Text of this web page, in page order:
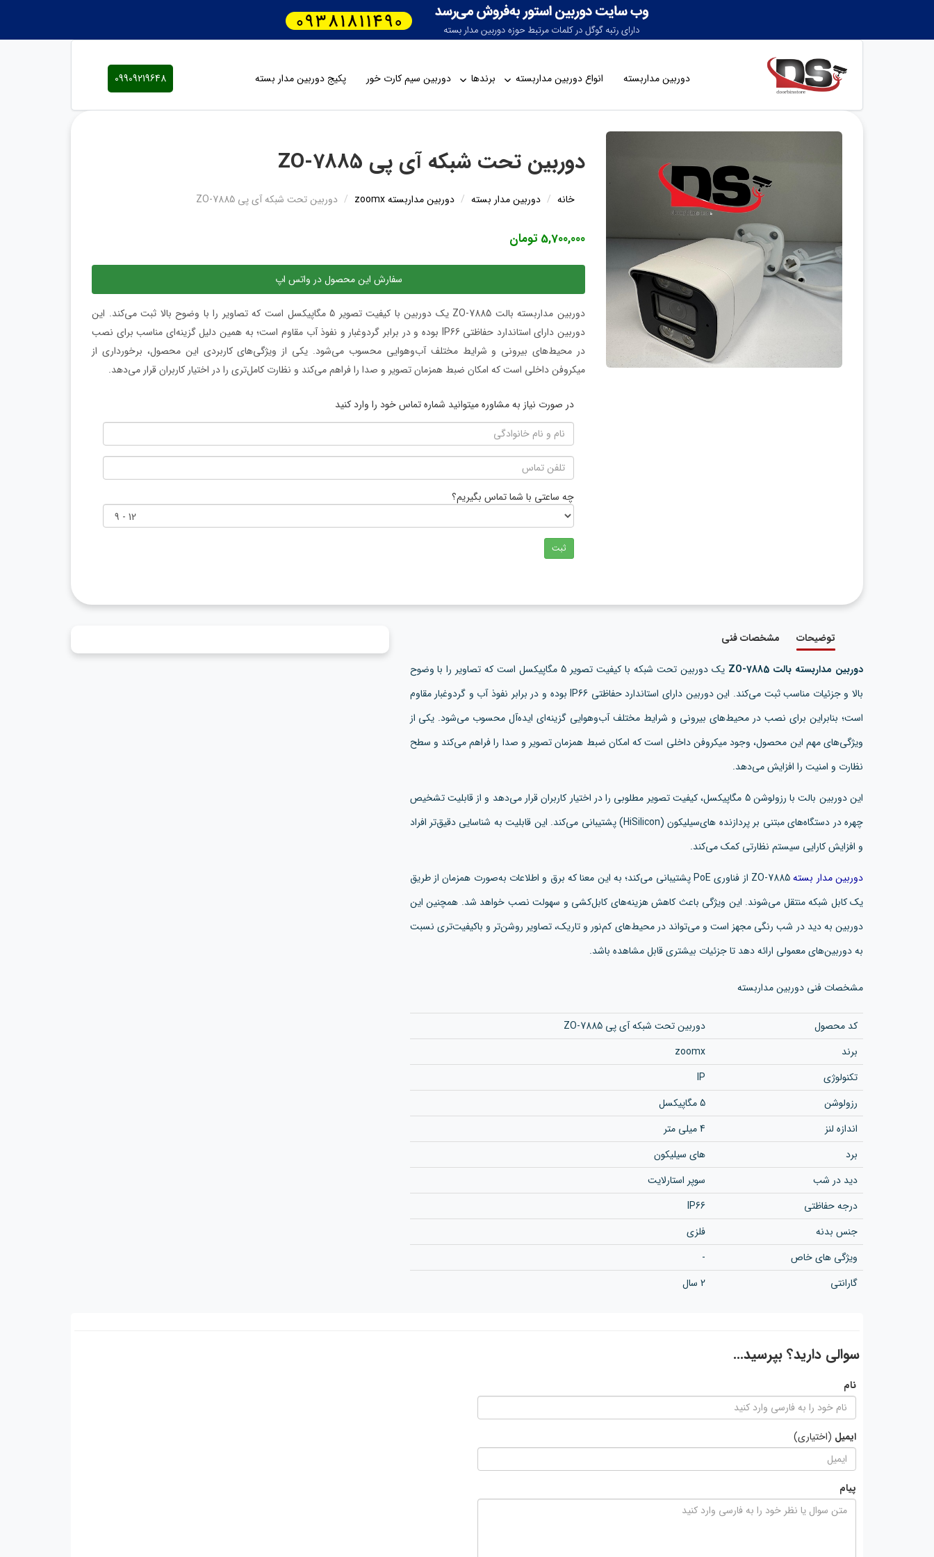
دوربین مداربسته انواع دوربین مداربسته برندها دوربین سیم کارت خور پکیج دوربین مدار بسته 09909219648
دوربین تحت شبکه آی پی ZO-7885
خانه دوربین مدار بسته دوربین مداربسته zoomx دوربین تحت شبکه آی پی ZO-7885
5,700,000 تومان
سفارش این محصول در واتس اپ
دوربین مداربسته بالت ZO-7885 یک دوربین با کیفیت تصویر 5 مگاپیکسل است که تصاویر را با وضوح بالا ثبت می‌کند. این
دوربین دارای استاندارد حفاظتی IP66 بوده و در برابر گردوغبار و نفوذ آب مقاوم است؛ به همین دلیل گزینه‌ای مناسب برای نصب
در محیط‌های بیرونی و شرایط مختلف آب‌وهوایی محسوب می‌شود. یکی از ویژگی‌های کاربردی این محصول، برخورداری از
میکروفن داخلی است که امکان ضبط همزمان تصویر و صدا را فراهم می‌کند و نظارت کامل‌تری را در اختیار کاربران قرار می‌دهد.
در صورت نیاز به مشاوره میتوانید شماره تماس خود را وارد کنید
چه ساعتی با شما تماس بگیریم؟
ثبت
توضیحات مشخصات فنی
دوربین مداربسته بالت ZO-7885
یک دوربین تحت شبکه با کیفیت تصویر 5 مگاپیکسل است که تصاویر را با وضوح
بالا و جزئیات مناسب ثبت می‌کند. این دوربین دارای استاندارد حفاظتی IP66 بوده و در برابر نفوذ آب و گردوغبار مقاوم
است؛ بنابراین برای نصب در محیط‌های بیرونی و شرایط مختلف آب‌وهوایی گزینه‌ای ایده‌آل محسوب می‌شود. یکی از
ویژگی‌های مهم این محصول، وجود میکروفن داخلی است که امکان ضبط همزمان تصویر و صدا را فراهم می‌کند و سطح
نظارت و امنیت را افزایش می‌دهد.
این دوربین بالت با رزولوشن 5 مگاپیکسل، کیفیت تصویر مطلوبی را در اختیار کاربران قرار می‌دهد و از قابلیت تشخیص
چهره در دستگاه‌های مبتنی بر پردازنده های‌سیلیکون (HiSilicon) پشتیبانی می‌کند. این قابلیت به شناسایی دقیق‌تر افراد
و افزایش کارایی سیستم نظارتی کمک می‌کند.
دوربین مدار بسته
ZO-7885 از فناوری PoE پشتیبانی می‌کند؛ به این معنا که برق و اطلاعات به‌صورت همزمان از طریق
یک کابل شبکه منتقل می‌شوند. این ویژگی باعث کاهش هزینه‌های کابل‌کشی و سهولت نصب خواهد شد. همچنین این
دوربین به دید در شب رنگی مجهز است و می‌تواند در محیط‌های کم‌نور و تاریک، تصاویر روشن‌تر و باکیفیت‌تری نسبت
به دوربین‌های معمولی ارائه دهد تا جزئیات بیشتری قابل مشاهده باشد.
مشخصات فنی دوربین مداربسته
کد محصول
دوربین تحت شبکه آی پی ZO-7885
برند
zoomx
تکنولوژی
IP
رزولوشن‌
5 مگاپیکسل
اندازه لنز
4 میلی متر
برد
های سیلیکون
دید در شب
سوپر استارلایت
درجه حفاظتی
IP66
جنس بدنه
فلزی
ویژگی های خاص
-
گارانتی
2 سال
سوالی دارید؟ بپرسید...
نام
ایمیل (اختیاری)
پیام